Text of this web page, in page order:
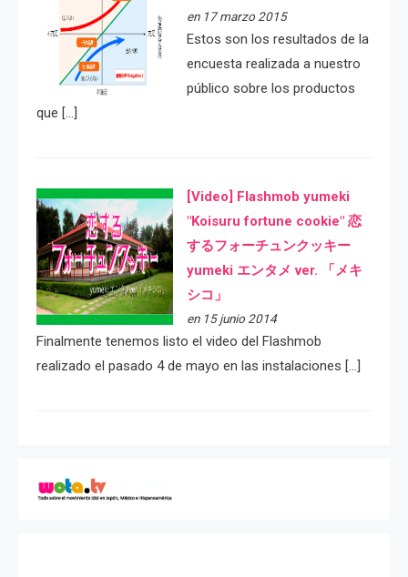
en 17 marzo 2015
Estos son los resultados de la
encuesta realizada a nuestro
público sobre los productos
que […]
[Video] Flashmob yumeki
"Koisuru fortune cookie" 恋
するフォーチュンクッキー
yumeki エンタメ ver. 「メキ
シコ」
en 15 junio 2014
Finalmente tenemos listo el video del Flashmob
realizado el pasado 4 de mayo en las instalaciones […]